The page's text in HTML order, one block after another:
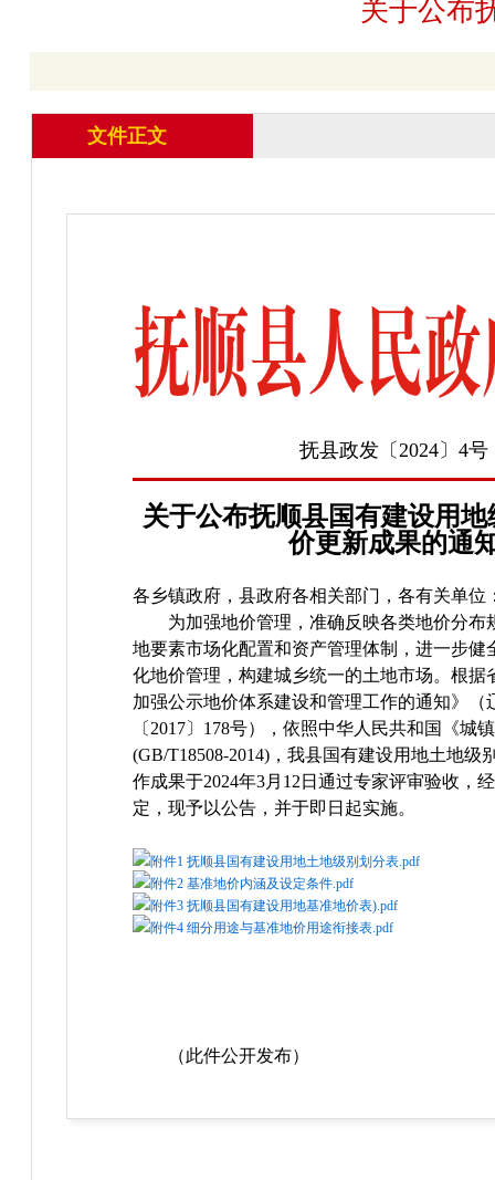
关于公布
文件正文
抚县政发〔2024〕4号
关于公布抚顺县国有建设用
价更新成果的通
各乡镇政府，县政府各相关部门，各有关单位
为加强地价管理，准确反映各类地价分布
地要素市场化配置和资产管理体制，进一步健
化地价管理，构建城乡统一的土地市场。根据
加强公示地价体系建设和管理工作的通知》（
〔2017〕178号），依照中华人民共和国《城
(GB/T18508-2014)，我县国有建设用地土地级
作成果于2024年3月12日通过专家评审验收，
定，现予以公告，并于即日起实施。
附件1 抚顺县国有建设用地土地级别划分表.pdf
附件2 基准地价内涵及设定条件.pdf
附件3 抚顺县国有建设用地基准地价表).pdf
附件4 细分用途与基准地价用途衔接表.pdf
（此件公开发布）